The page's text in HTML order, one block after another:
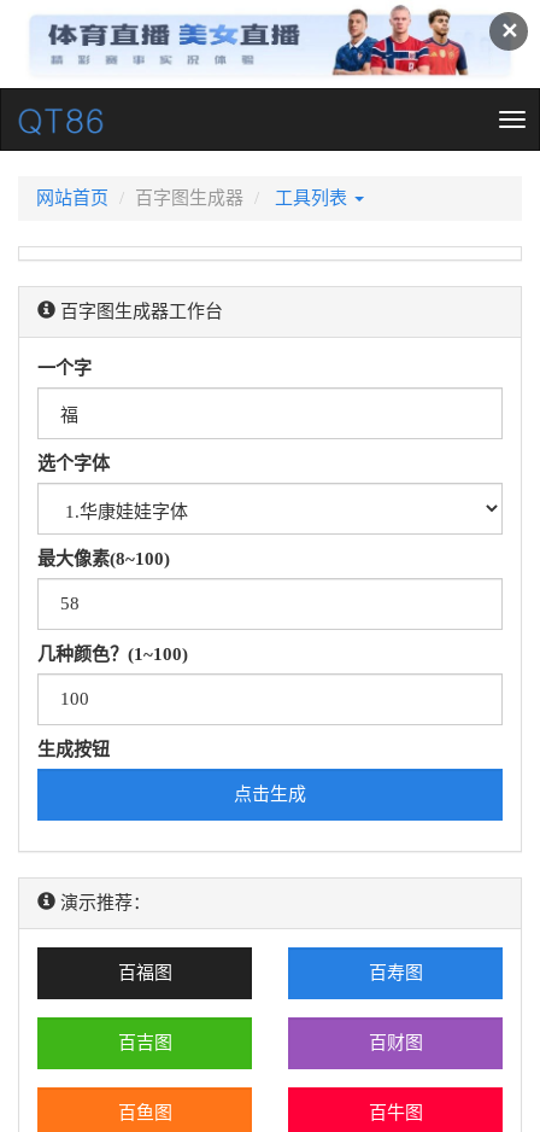
✕
网站首页 百字图生成器 工具列表
百字图生成器工作台
一个字
选个字体
最大像素(8~100)
几种颜色？(1~100)
生成按钮
点击生成
演示推荐：
百福图 百寿图
百吉图 百财图
百鱼图 百牛图